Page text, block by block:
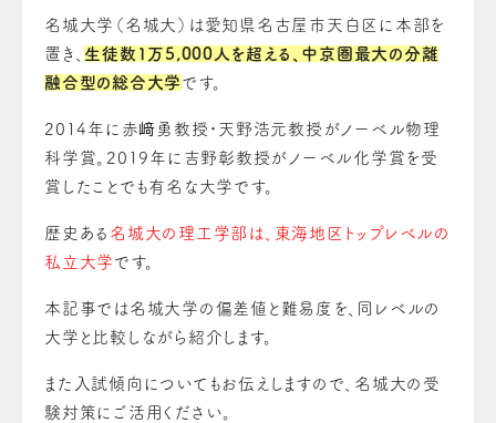
名城大学（名城大）は愛知県名古屋市天白区に本部を
置き、 生徒数1万5,000人を超える、中京圏最大の分離
融合型の総合大学 です。
2014年に赤﨑勇教授・天野浩元教授がノーベル物理
科学賞。2019年に吉野彰教授がノーベル化学賞を受
賞したことでも有名な大学です。
歴史ある 名城大の理工学部は、東海地区トップレベルの
私立大学 です。
本記事では名城大学の偏差値と難易度を、同レベルの
大学と比較しながら紹介します。
また入試傾向についてもお伝えしますので、名城大の受
験対策にご活用ください。